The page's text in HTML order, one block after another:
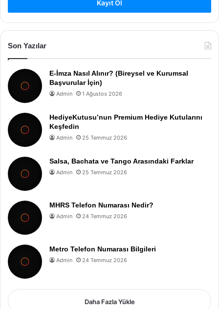
Kayıt Ol
Son Yazılar
E-İmza Nasıl Alınır? (Bireysel ve Kurumsal
Başvurular İçin)
Admin 1 Ağustos 2026
HediyeKutusu’nun Premium Hediye Kutularını
Keşfedin
Admin 25 Temmuz 2026
Salsa, Bachata ve Tango Arasındaki Farklar
Admin 25 Temmuz 2026
MHRS Telefon Numarası Nedir?
Admin 24 Temmuz 2026
Metro Telefon Numarası Bilgileri
Admin 24 Temmuz 2026
Daha Fazla Yükle